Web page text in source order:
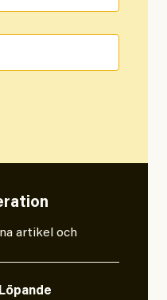
artikel och